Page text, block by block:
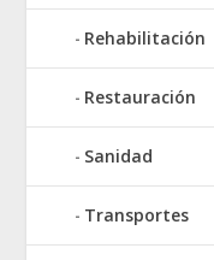
Rehabilitación
Restauración
Sanidad
Transportes